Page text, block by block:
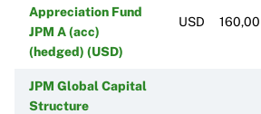
Appreciation Fund
JPM A (acc)
(hedged) (USD)
USD 160,00
JPM Global Capital
Structure